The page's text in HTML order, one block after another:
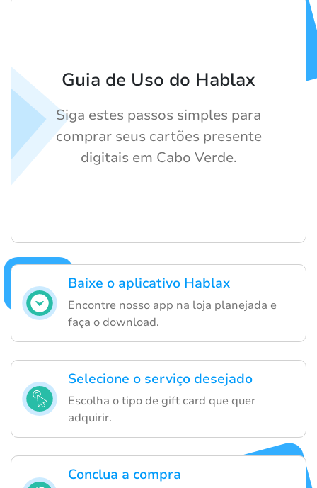
Baixe o aplicativo Hablax
Encontre nosso app na loja planejada e
faça o download.
Selecione o serviço desejado
Escolha o tipo de gift card que quer
adquirir.
Conclua a compra
Guia de Uso do Hablax
Siga estes passos simples para
comprar seus cartões presente
digitais em Cabo Verde.